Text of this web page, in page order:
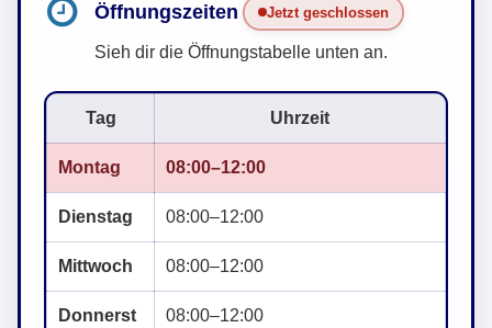
Öffnungszeiten Jetzt geschlossen
Sieh dir die Öffnungstabelle unten an.
Tag Uhrzeit
Montag 08:00–12:00
Dienstag 08:00–12:00
Mittwoch 08:00–12:00
Donnerst 08:00–12:00